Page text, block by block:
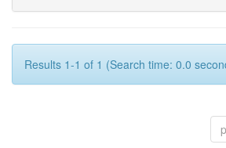
Results 1-1 of 1 (Search time: 0.0